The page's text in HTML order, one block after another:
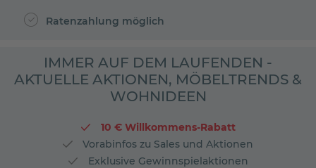
Ratenzahlung möglich
IMMER AUF DEM LAUFENDEN -
AKTUELLE AKTIONEN, MÖBELTRENDS &
WOHNIDEEN
10 € Willkommens-Rabatt
Vorabinfos zu Sales und Aktionen
Exklusive Gewinnspielaktionen